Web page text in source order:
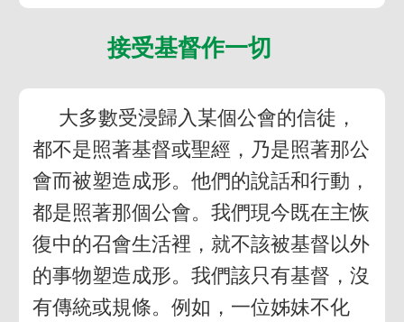
接受基督作一切
大多數受浸歸入某個公會的信徒，
都不是照著基督或聖經，乃是照著那公
會而被塑造成形。他們的說話和行動，
都是照著那個公會。我們現今既在主恢
復中的召會生活裡，就不該被基督以外
的事物塑造成形。我們該只有基督，沒
有傳統或規條。例如，一位姊妹不化